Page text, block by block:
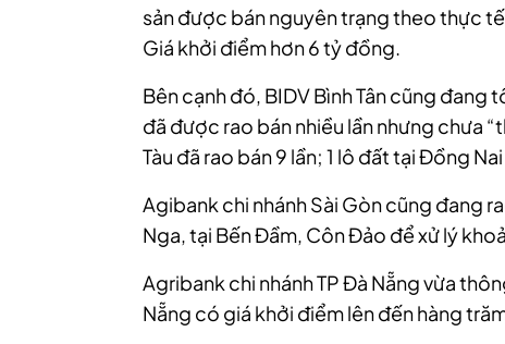
sản được bán nguyên trạng theo thực
Giá khởi điểm hơn 6 tỷ đồng.
Bên cạnh đó, BIDV Bình Tân cũng đang
đã được rao bán nhiều lần nhưng chưa
Tàu đã rao bán 9 lần; 1 lô đất tại Đồng Nai
Agibank chi nhánh Sài Gòn cũng đang
Nga, tại Bến Đầm, Côn Đảo để xử lý
Agribank chi nhánh TP Đà Nẵng vừa
Nẵng có giá khởi điểm lên đến hàng